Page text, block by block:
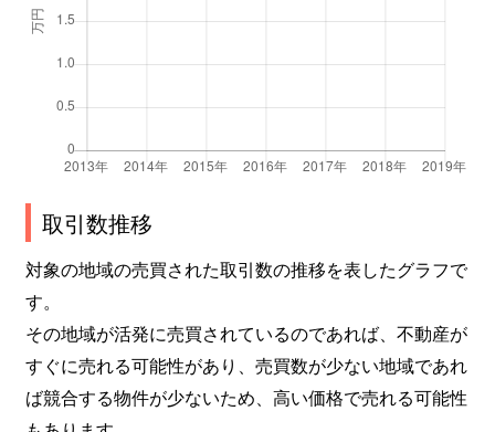
取引数推移
対象の地域の売買された取引数の推移を表したグラフで
す。
その地域が活発に売買されているのであれば、不動産が
すぐに売れる可能性があり、売買数が少ない地域であれ
ば競合する物件が少ないため、高い価格で売れる可能性